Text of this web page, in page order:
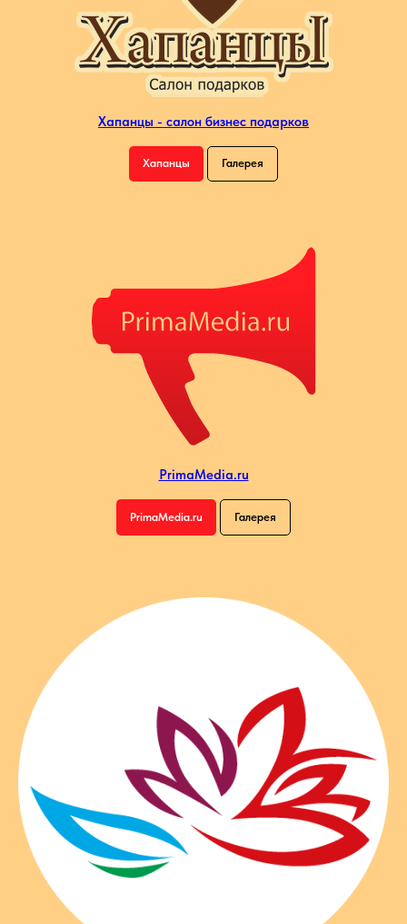
Хапанцы - салон бизнес подарков
Хапанцы Галерея
PrimaMedia.ru
PrimaMedia.ru Галерея